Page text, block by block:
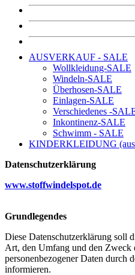
AUSVERKAUF - SALE
Wollkleidung-SALE
Windeln-SALE
Überhosen-SALE
Einlagen-SALE
Verschiedenes -
Inkontinenz-SALE
Schwimm - SALE
KINDERKLEIDUNG
Datenschutzerklärung
www.stoffwindelspot.de
Grundlegendes
Diese Datenschutzerklärung soll
Art, den Umfang und den Zweck
personenbezogener Daten durch
informieren.